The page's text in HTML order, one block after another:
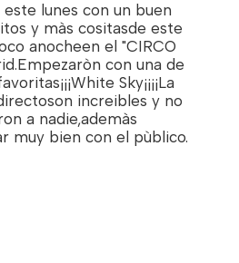
lunes con un buen
y màs cositasde este
anocheen el "CIRCO
con una de
Sky¡¡¡¡La
increibles y no
a nadie,ademàs
muy bien con el pùblico.